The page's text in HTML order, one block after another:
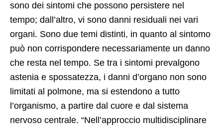
sono dei sintomi che possono persistere nel
tempo; dall’altro, vi sono danni residuali nei vari
organi. Sono due temi distinti, in quanto al sintomo
può non corrispondere necessariamente un danno
che resta nel tempo. Se tra i sintomi prevalgono
astenia e spossatezza, i danni d’organo non sono
limitati al polmone, ma si estendono a tutto
l’organismo, a partire dal cuore e dal sistema
nervoso centrale. “Nell’approccio multidisciplinare